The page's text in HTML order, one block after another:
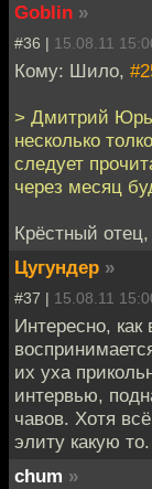
Goblin »
#36 | 15.08.11
Кому: Шило,
> Дмитрий
несколько
следует
через месяц
Крёстный
Цугундер »
#37 | 15.08.11
Интересно,
их уха
интервью,
чавов. Хотя
элиту какую то.
chum »